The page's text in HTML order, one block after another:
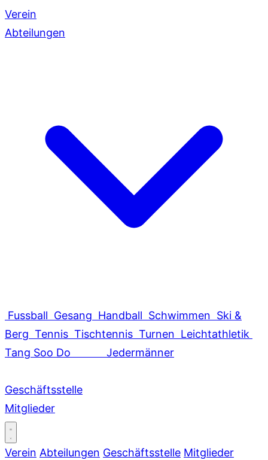
Verein
Abteilungen
Fussball Gesang Handball Schwimmen Ski &
Berg Tennis Tischtennis Turnen Leichtathletik
Tang Soo Do
Jedermänner
Geschäftsstelle
Mitglieder
Verein Abteilungen Geschäftsstelle Mitglieder